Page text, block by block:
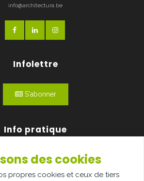
info@architectura.be
Infolettre
S'abonner
Info pratique
Qui sommes-nous?
Publicité
des cookies
propres cookies et ceux de tiers